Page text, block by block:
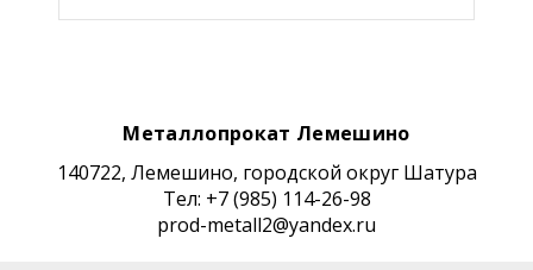
Металлопрокат Лемешино
140722, Лемешино, городской округ Шатура
Тел: +7 (985) 114-26-98
prod-metall2@yandex.ru